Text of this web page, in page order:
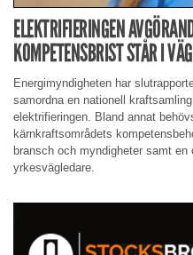
ELEKTRIFIERINGEN
KOMPETENSBRIST STÅR I
Energimyndigheten har
samordna en nationell
elektrifieringen. Bland annat
kärnkraftsområdets
bransch och myndigheter samt
yrkesvägledare.